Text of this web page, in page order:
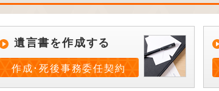
遺言書を作成する
作成･死後事務委任契約